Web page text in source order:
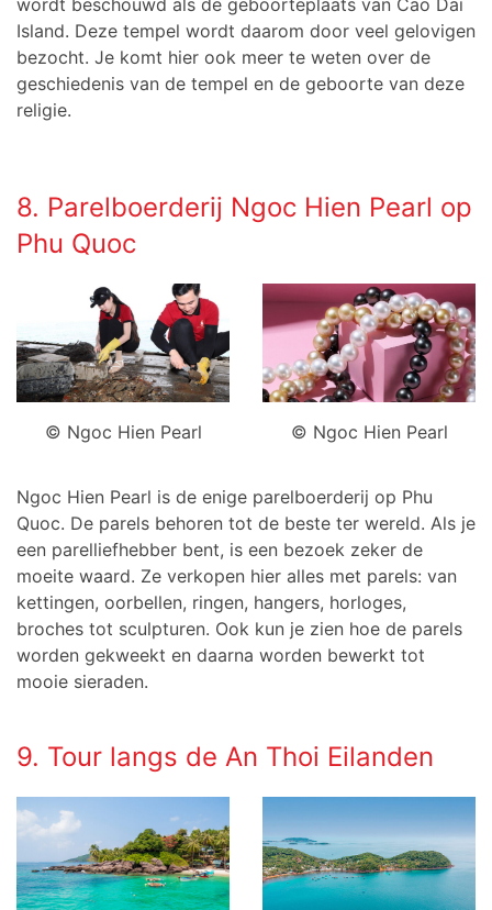
wordt beschouwd als de geboorteplaats van Cao Dai
Island. Deze tempel wordt daarom door veel gelovigen
bezocht. Je komt hier ook meer te weten over de
geschiedenis van de tempel en de geboorte van deze
religie.
8. Parelboerderij Ngoc Hien Pearl op
Phu Quoc
© Ngoc Hien Pearl © Ngoc Hien Pearl
Ngoc Hien Pearl is de enige parelboerderij op Phu
Quoc. De parels behoren tot de beste ter wereld. Als je
een parelliefhebber bent, is een bezoek zeker de
moeite waard. Ze verkopen hier alles met parels: van
kettingen, oorbellen, ringen, hangers, horloges,
broches tot sculpturen. Ook kun je zien hoe de parels
worden gekweekt en daarna worden bewerkt tot
mooie sieraden.
9. Tour langs de An Thoi Eilanden